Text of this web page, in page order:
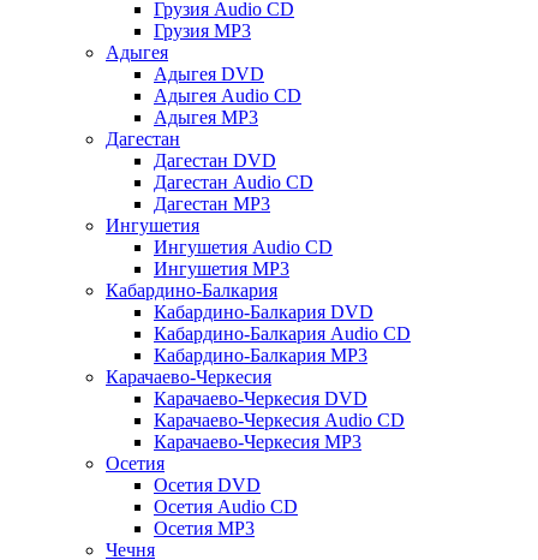
Грузия Audio CD
Грузия MP3
Адыгея
Адыгея DVD
Адыгея Audio CD
Адыгея MP3
Дагестан
Дагестан DVD
Дагестан Audio CD
Дагестан MP3
Ингушетия
Ингушетия Audio CD
Ингушетия MP3
Кабардино-Балкария
Кабардино-Балкария DVD
Кабардино-Балкария Audio CD
Кабардино-Балкария MP3
Карачаево-Черкесия
Карачаево-Черкесия DVD
Карачаево-Черкесия Audio CD
Карачаево-Черкесия MP3
Осетия
Осетия DVD
Осетия Audio CD
Осетия MP3
Чечня